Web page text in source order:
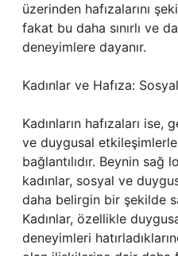
üzerinden hafızalarını
fakat bu daha sınırlı ve
deneyimlere dayanır.
Kadınlar ve Hafıza:
Kadınların hafızaları
ve duygusal
bağlantılıdır. Beynin
kadınlar, sosyal ve
daha belirgin bir şekilde
Kadınlar, özellikle
deneyimleri